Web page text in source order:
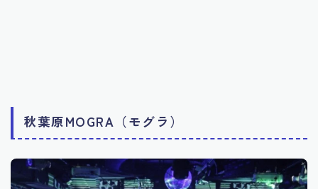
秋葉原MOGRA（モグラ）